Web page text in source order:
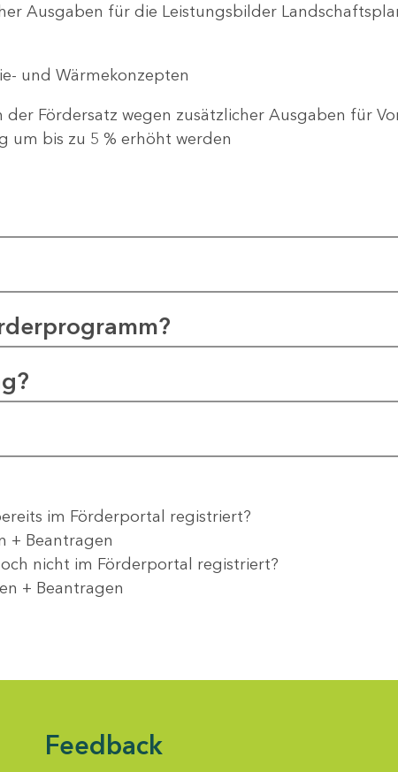
Ausgaben für die Leistungsbilder
und Wärmekonzepten
Fördersatz wegen zusätzlicher Ausgaben für
bis zu 5 % erhöht werden
im Förderportal registriert?
+ Beantragen
nicht im Förderportal registriert?
+ Beantragen
Feedback